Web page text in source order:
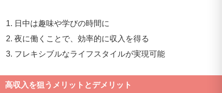
日中は趣味や学びの時間に
夜に働くことで、効率的に収入を得る
フレキシブルなライフスタイルが実現可能
高収入を狙うメリットとデメリット